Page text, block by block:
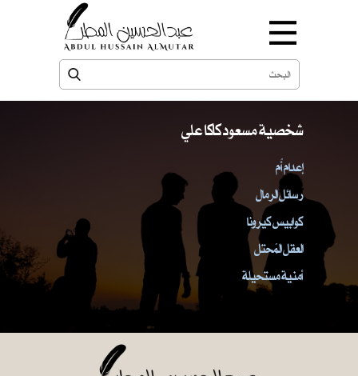
شخصية مسعود كاكا علي
إعدام أُم
رسائل الرمال
كوابيس كيرونا
العقل المُحتل
أمنية مستحيلة